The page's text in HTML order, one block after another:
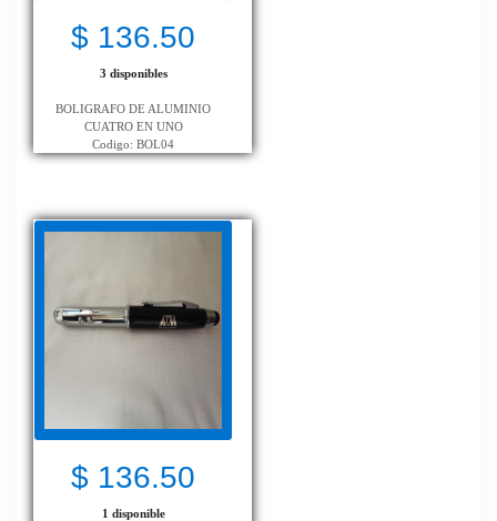
$ 136.50
3 disponibles
BOLIGRAFO DE ALUMINIO
CUATRO EN UNO
Codigo: BOL04
$ 136.50
1 disponible